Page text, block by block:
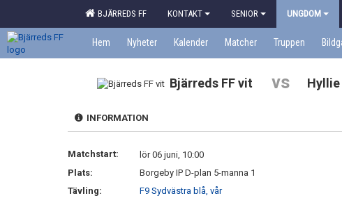
BJÄRREDS FF KONTAKT SENIOR UNGDOM
Hem Nyheter Kalender Matcher Truppen
Bjärreds FF vit vs Hyllie
INFORMATION
Matchstart:
lör 06 juni, 10:00
Plats:
Borgeby IP D-plan 5-manna 1
Tävling:
F9 Sydvästra blå, vår